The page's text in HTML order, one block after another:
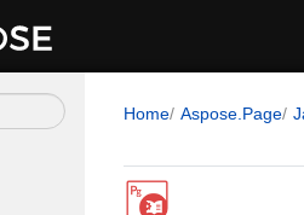
Home Aspose.Page